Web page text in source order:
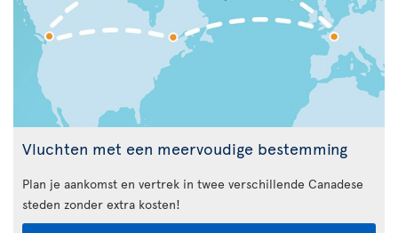
Vluchten met een meervoudige bestemming
Plan je aankomst en vertrek in twee verschillende Canadese
steden zonder extra kosten!